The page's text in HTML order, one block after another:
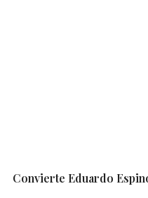
Convierte Eduardo